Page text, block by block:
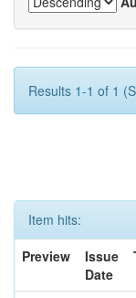
Results 1-1 of 1
Item hits:
Preview
Issue
Date